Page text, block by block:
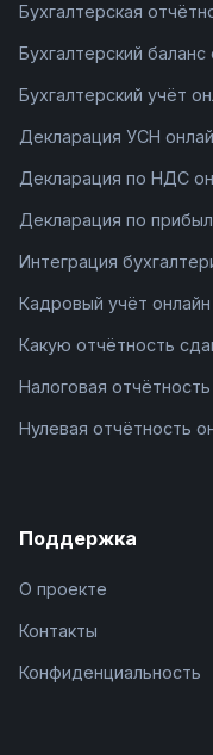
Бухгалтерская
Бухгалтерский баланс
Бухгалтерский учёт
Декларация УСН
Декларация по НДС
Декларация по
Интеграция
Кадровый учёт онлайн
Какую отчётность
Налоговая
Нулевая отчётность
Поддержка
О проекте
Контакты
Конфиденциальность